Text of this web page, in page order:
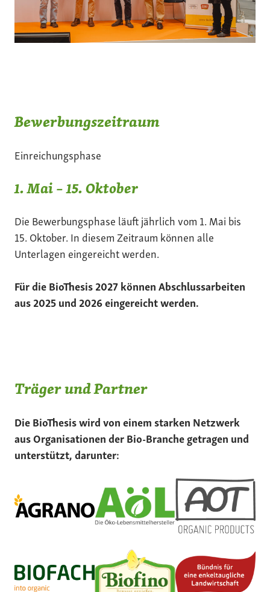
Bewerbungszeitraum
Einreichungsphase
1. Mai – 15. Oktober
Die Bewerbungsphase läuft jährlich vom 1. Mai bis
15. Oktober. In diesem Zeitraum können alle
Unterlagen eingereicht werden.
Für die BioThesis 2027 können Abschlussarbeiten
aus 2025 und 2026 eingereicht werden.
Träger und Partner
Die BioThesis wird von einem starken Netzwerk
aus Organisationen der Bio-Branche getragen und
unterstützt, darunter: